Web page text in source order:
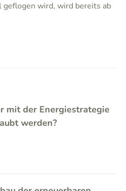
geflogen wird, wird bereits ab
mit der Energiestrategie
werden?